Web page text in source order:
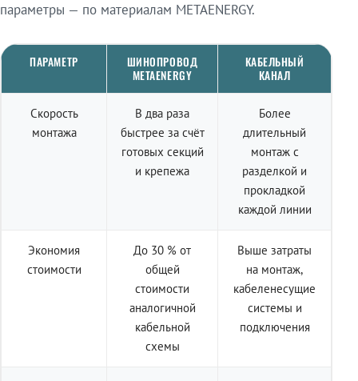
параметры — по материалам METAENERGY.
ПАРАМЕТР
ШИНОПРОВОД
METAENERGY
КАБЕЛЬНЫЙ
КАНАЛ
Скорость
монтажа
В два раза
быстрее за счёт
готовых секций
и крепежа
Более
длительный
монтаж с
разделкой и
прокладкой
каждой линии
Экономия
стоимости
До 30 % от
общей
стоимости
аналогичной
кабельной
схемы
Выше затраты
на монтаж,
кабеленесущие
системы и
подключения